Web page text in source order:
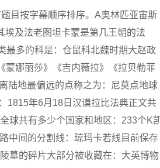
目按字幕顺序排序。A奥林匹亚宙斯
埃及法老图坦卡蒙是第几王朝的法
最多的科是：仓鼠科北魏时期大赵政
蒙娜丽莎》《吉内薇拉》《拉贝勒菲
陆地最偏远的点称之为：尼莫点地球
1815年6月18日汉谟拉比法典正文共
球共有多少个国家和地区：233个K凯
中间的分割线：琼玛卡若线目前保存
墓的碎片大部分被收藏在：大英博物